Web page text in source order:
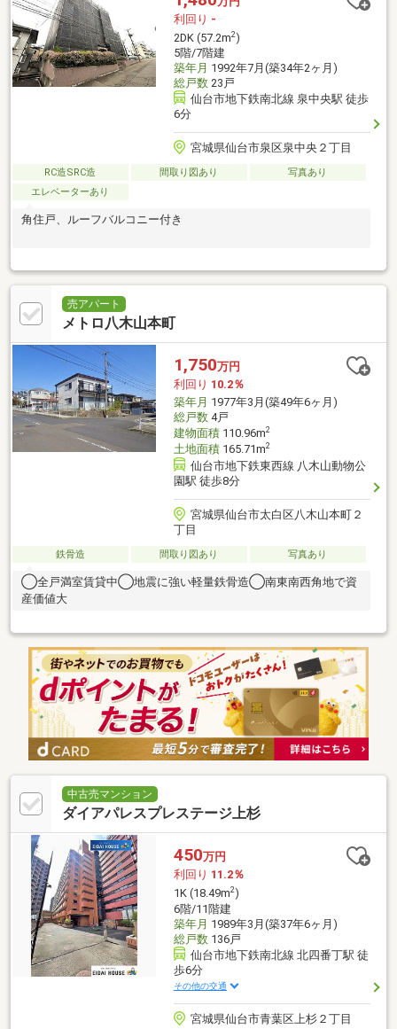
利回り -
2DK (57.2m2)
5階/7階建
築年月 1992年7月(築34年2ヶ月)
総戸数23戸
仙台市地下鉄南北線 泉中央駅 徒歩
6分
宮城県仙台市泉区泉中央２丁目
RC造SRC造 間取り図あり
写真あり
エレベーターあり
角住戸、ルーフバルコニー付き
売アパート
メトロ八木山本町
1,750万円
利回り 10.2％
築年月 1977年3月(築49年6ヶ月)
総戸数4戸
建物面積110.96m2
土地面積165.71m2
仙台市地下鉄東西線 八木山動物公
園駅 徒歩8分
宮城県仙台市太白区八木山本町２
丁目
鉄骨造 間取り図あり 写真あり
◯全戸満室賃貸中◯地震に強い軽量鉄骨造◯南東南西角地で資
産価値大
中古売マンション
ダイアパレスプレステージ上杉
450万円
利回り 11.2％
1K (18.49m2)
6階/11階建
築年月 1989年3月(築37年6ヶ月)
総戸数136戸
仙台市地下鉄南北線 北四番丁駅 徒
歩6分
その他の交通
宮城県仙台市青葉区上杉２丁目